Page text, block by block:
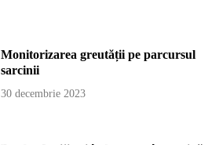
Monitorizarea greutății pe parcursul
sarcinii
30 decembrie 2023